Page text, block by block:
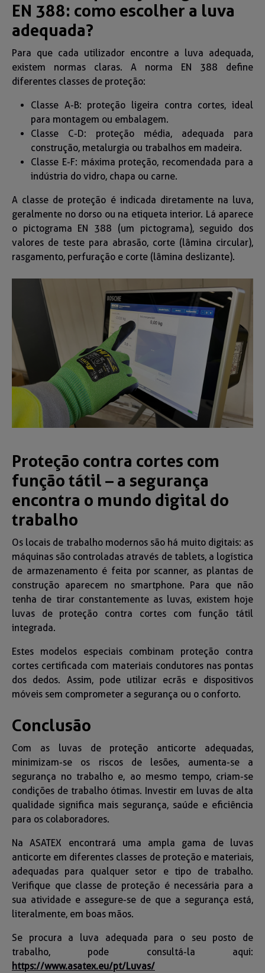
EN 388: como escolher a luva
adequada?
Para que cada utilizador encontre a luva adequada,
existem normas claras. A norma EN 388 define
diferentes classes de proteção:
Classe A-B: proteção ligeira contra cortes, ideal
para montagem ou embalagem.
Classe C-D: proteção média, adequada para
construção, metalurgia ou trabalhos em madeira.
Classe E-F: máxima proteção, recomendada para a
indústria do vidro, chapa ou carne.
A classe de proteção é indicada diretamente na luva,
geralmente no dorso ou na etiqueta interior. Lá aparece
o pictograma EN 388 (um pictograma), seguido dos
valores de teste para abrasão, corte (lâmina circular),
rasgamento, perfuração e corte (lâmina deslizante).
Proteção contra cortes com
função tátil – a segurança
encontra o mundo digital do
trabalho
Os locais de trabalho modernos são há muito digitais: as
máquinas são controladas através de tablets, a logística
de armazenamento é feita por scanner, as plantas de
construção aparecem no smartphone. Para que não
tenha de tirar constantemente as luvas, existem hoje
luvas de proteção contra cortes com função tátil
integrada.
Estes modelos especiais combinam proteção contra
cortes certificada com materiais condutores nas pontas
dos dedos. Assim, pode utilizar ecrãs e dispositivos
móveis sem comprometer a segurança ou o conforto.
Conclusão
Com as luvas de proteção anticorte adequadas,
minimizam-se os riscos de lesões, aumenta-se a
segurança no trabalho e, ao mesmo tempo, criam-se
condições de trabalho ótimas. Investir em luvas de alta
qualidade significa mais segurança, saúde e eficiência
para os colaboradores.
Na ASATEX encontrará uma ampla gama de luvas
anticorte em diferentes classes de proteção e materiais,
adequadas para qualquer setor e tipo de trabalho.
Verifique que classe de proteção é necessária para a
sua atividade e assegure-se de que a segurança está,
literalmente, em boas mãos.
Se procura a luva adequada para o seu posto de
trabalho, pode consultá-la aqui:
https://www.asatex.eu/pt/Luvas/